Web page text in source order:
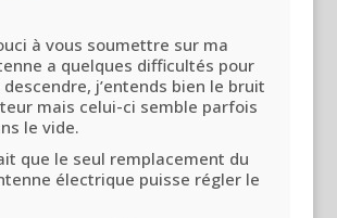
à vous soumettre sur ma
a quelques difficultés pour
j’entends bien le bruit
mais celui-ci semble parfois
le vide.
que le seul remplacement du
électrique puisse régler le